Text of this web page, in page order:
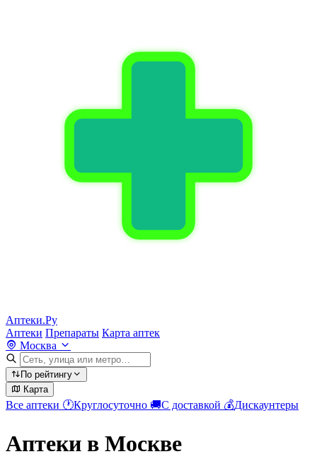
Аптеки.Ру
Аптеки Препараты Карта аптек
Москва
По рейтингу
Карта
Все аптеки 🕐Круглосуточно 🚚С доставкой 💰Дискаунтеры
Аптеки в Москве